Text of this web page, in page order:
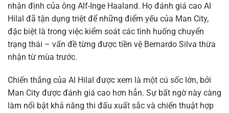
nhận định của ông Alf-Inge Haaland. Họ đánh giá cao Al
Hilal đã tận dụng triệt để những điểm yếu của Man City,
đặc biệt là trong việc kiểm soát các tình huống chuyển
trạng thái – vấn đề từng được tiền vệ Bernardo Silva thừa
nhận từ mùa trước.
Chiến thắng của Al Hilal được xem là một cú sốc lớn, bởi
Man City được đánh giá cao hơn hẳn. Sự bất ngờ này càng
làm nổi bật khả năng thi đấu xuất sắc và chiến thuật hợp